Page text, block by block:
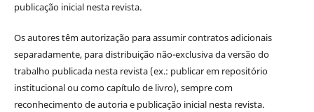
publicação inicial nesta revista.
Os autores têm autorização para assumir contratos adicionais
separadamente, para distribuição não-exclusiva da versão do
trabalho publicada nesta revista (ex.: publicar em repositório
institucional ou como capítulo de livro), sempre com
reconhecimento de autoria e publicação inicial nesta revista.